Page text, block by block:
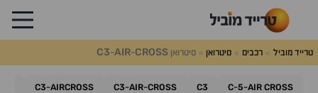
טרייד מוביל רכבים סיטרואן סיטרואן C3-AIR-CROSS
C-5-AIR CROSS
C3
C3-AIR-CROSS
C3-AIRCROSS